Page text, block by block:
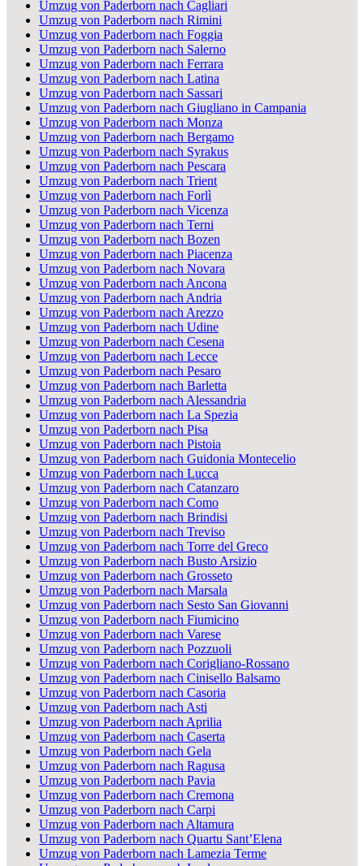
Umzug von Paderborn nach Cagliari
Umzug von Paderborn nach Rimini
Umzug von Paderborn nach Foggia
Umzug von Paderborn nach Salerno
Umzug von Paderborn nach Ferrara
Umzug von Paderborn nach Latina
Umzug von Paderborn nach Sassari
Umzug von Paderborn nach Giugliano in Campania
Umzug von Paderborn nach Monza
Umzug von Paderborn nach Bergamo
Umzug von Paderborn nach Syrakus
Umzug von Paderborn nach Pescara
Umzug von Paderborn nach Trient
Umzug von Paderborn nach Forlì
Umzug von Paderborn nach Vicenza
Umzug von Paderborn nach Terni
Umzug von Paderborn nach Bozen
Umzug von Paderborn nach Piacenza
Umzug von Paderborn nach Novara
Umzug von Paderborn nach Ancona
Umzug von Paderborn nach Andria
Umzug von Paderborn nach Arezzo
Umzug von Paderborn nach Udine
Umzug von Paderborn nach Cesena
Umzug von Paderborn nach Lecce
Umzug von Paderborn nach Pesaro
Umzug von Paderborn nach Barletta
Umzug von Paderborn nach Alessandria
Umzug von Paderborn nach La Spezia
Umzug von Paderborn nach Pisa
Umzug von Paderborn nach Pistoia
Umzug von Paderborn nach Guidonia Montecelio
Umzug von Paderborn nach Lucca
Umzug von Paderborn nach Catanzaro
Umzug von Paderborn nach Como
Umzug von Paderborn nach Brindisi
Umzug von Paderborn nach Treviso
Umzug von Paderborn nach Torre del Greco
Umzug von Paderborn nach Busto Arsizio
Umzug von Paderborn nach Grosseto
Umzug von Paderborn nach Marsala
Umzug von Paderborn nach Sesto San Giovanni
Umzug von Paderborn nach Fiumicino
Umzug von Paderborn nach Varese
Umzug von Paderborn nach Pozzuoli
Umzug von Paderborn nach Corigliano-Rossano
Umzug von Paderborn nach Cinisello Balsamo
Umzug von Paderborn nach Casoria
Umzug von Paderborn nach Asti
Umzug von Paderborn nach Aprilia
Umzug von Paderborn nach Caserta
Umzug von Paderborn nach Gela
Umzug von Paderborn nach Ragusa
Umzug von Paderborn nach Pavia
Umzug von Paderborn nach Cremona
Umzug von Paderborn nach Carpi
Umzug von Paderborn nach Altamura
Umzug von Paderborn nach Quartu Sant’Elena
Umzug von Paderborn nach Lamezia Terme